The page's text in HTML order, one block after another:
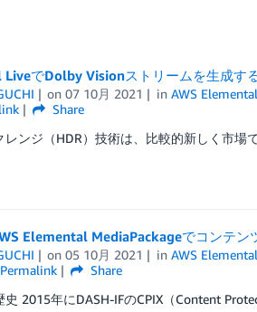
でDolby Visionストリームを生成す
on07 10月 2021 inAWS
Share
レンジ（HDR）技術は、比較的新しく市
Elemental MediaPackageでコンテン
on05 10月 2021 inAWS
Permalink
Share
史 2015年にDASH-IFのCPIX（Content